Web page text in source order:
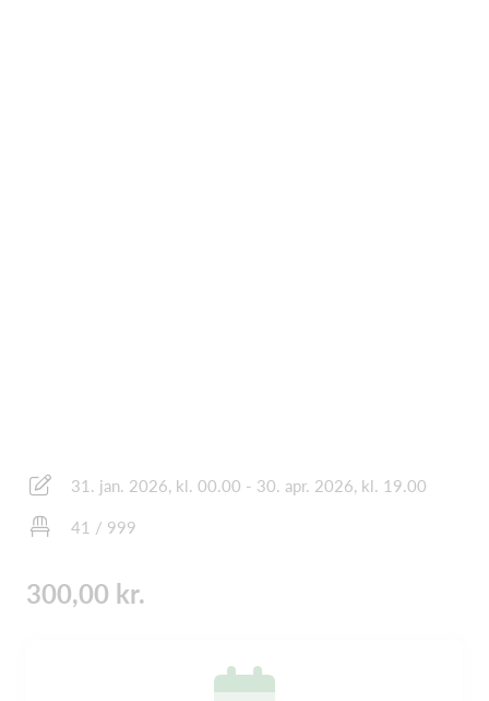
31. jan. 2026, kl. 00.00 - 30. apr. 2026, kl. 19.00
41 / 999
300,00 kr.